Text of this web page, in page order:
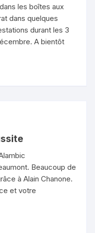
les boîtes aux
dans quelques
durant les 3
A bientôt
Beaucoup de
à Alain Chanone.
et votre